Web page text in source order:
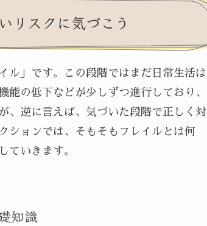
リスクに気づこう
ル」です。この段階ではまだ日常生活は
の低下などが少しずつ進行しており、
、逆に言えば、気づいた段階で正しく対
ションでは、そもそもフレイルとは何
ていきます。
知識